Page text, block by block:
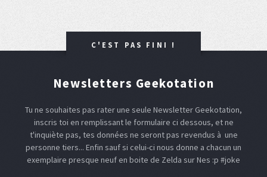
C'EST PAS FINI !
Newsletters Geekotation
Tu ne souhaites pas rater une seule Newsletter Geekotation,
inscris toi en remplissant le formulaire ci dessous, et ne
t'inquiète pas, tes données ne seront pas revendus à une
personne tiers... Enfin sauf si celui-ci nous donne a chacun un
exemplaire presque neuf en boite de Zelda sur Nes :p #joke